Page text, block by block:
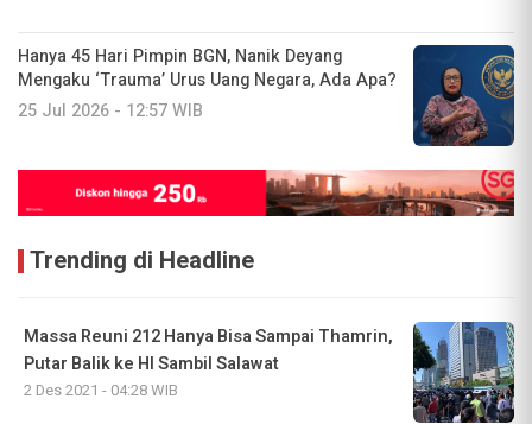
Hanya 45 Hari Pimpin BGN, Nanik Deyang
Mengaku ‘Trauma’ Urus Uang Negara, Ada Apa?
25 Jul 2026 - 12:57 WIB
Trending di Headline
Massa Reuni 212 Hanya Bisa Sampai Thamrin,
Putar Balik ke HI Sambil Salawat
2 Des 2021 - 04:28 WIB